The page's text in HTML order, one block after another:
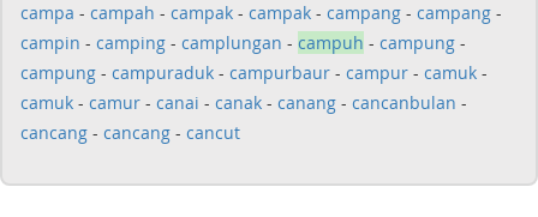
campa - campah - campak - campak - campang - campang -
campin - camping - camplungan - campuh - campung -
campung - campuraduk - campurbaur - campur - camuk -
camuk - camur - canai - canak - canang - cancanbulan -
cancang - cancang - cancut